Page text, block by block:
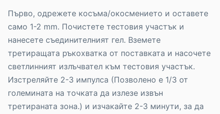
Първо, одрежете косъма/окосмението и оставете
само 1-2 mm. Почистете тестовия участък и
нанесете съединителният гел. Вземете
третиращата ръкохватка от поставката и насочете
светлинният излъчвател към тестовия участък.
Изстреляйте 2-3 импулса (Позволено е 1/3 от
големината на точката да излезе извън
третираната зона.) и изчакайте 2-3 минути, за да